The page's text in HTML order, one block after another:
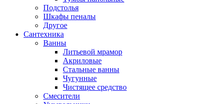
Подстолья
Шкафы пеналы
Другое
Сантехника
Ванны
Литьевой мрамор
Акриловые
Стальные ванны
Чугунные
Чистящее средство
Смесители